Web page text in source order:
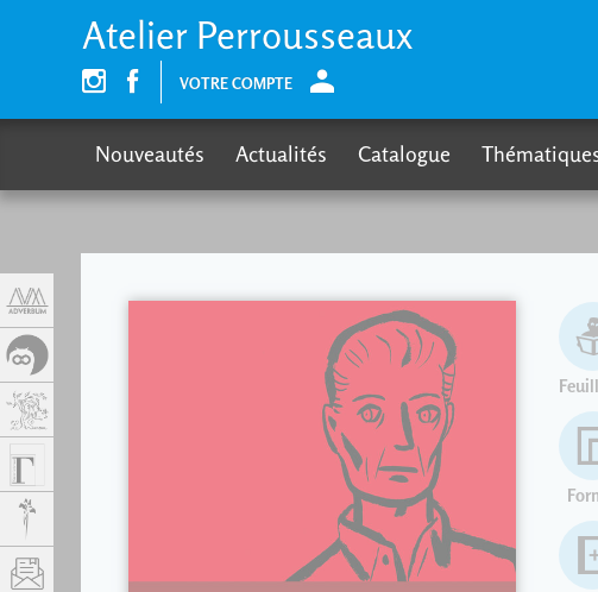
Atelier Perrousseaux
VOTRE COMPTE
Nouveautés Actualités Catalogue
Panneau de gestion des cookies